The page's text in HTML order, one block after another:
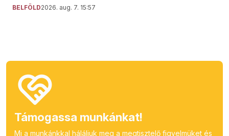
BELFÖLD2026. aug. 7. 15:57
Támogassa munkánkat!
Mi a munkánkkal háláljuk meg a megtisztelő figyelmüket és